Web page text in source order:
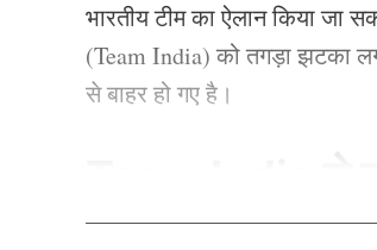
भारतीय टीम का ऐलान किया जा
(Team India) को तगड़ा झटका
से बाहर हो गए है।
Team India से